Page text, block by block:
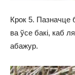
Крок 5. Пазначце
ва ўсе бакі, каб
абажур.